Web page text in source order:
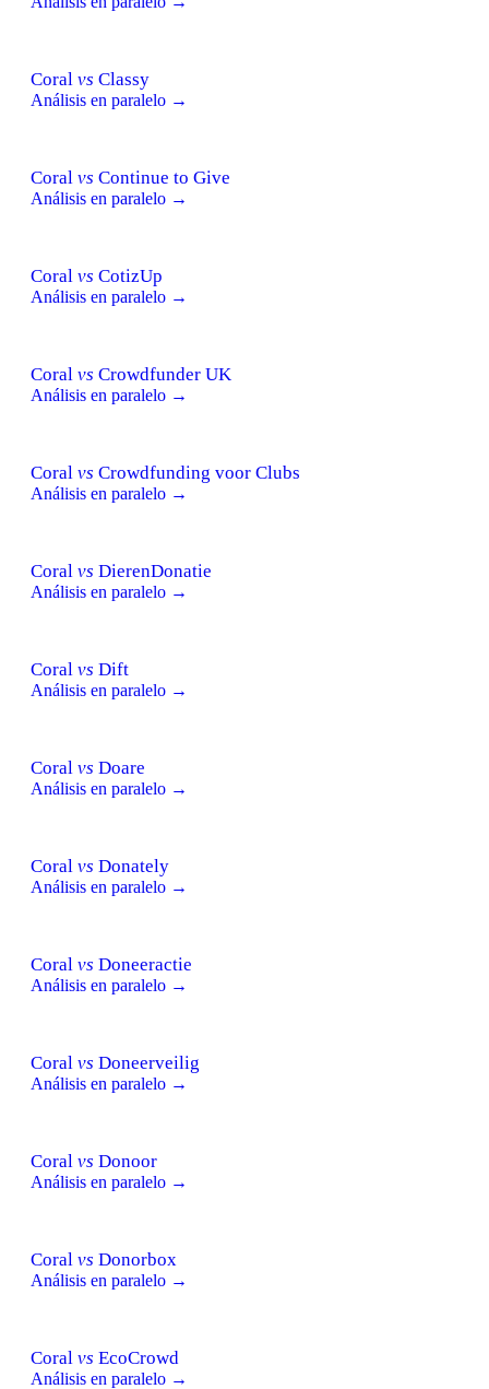
Coral vs Classy
Análisis en paralelo →
Coral vs Continue to Give
Análisis en paralelo →
Coral vs CotizUp
Análisis en paralelo →
Coral vs Crowdfunder UK
Análisis en paralelo →
Coral vs Crowdfunding voor Clubs
Análisis en paralelo →
Coral vs DierenDonatie
Análisis en paralelo →
Coral vs Dift
Análisis en paralelo →
Coral vs Doare
Análisis en paralelo →
Coral vs Donately
Análisis en paralelo →
Coral vs Doneeractie
Análisis en paralelo →
Coral vs Doneerveilig
Análisis en paralelo →
Coral vs Donoor
Análisis en paralelo →
Coral vs Donorbox
Análisis en paralelo →
Coral vs EcoCrowd
Análisis en paralelo →